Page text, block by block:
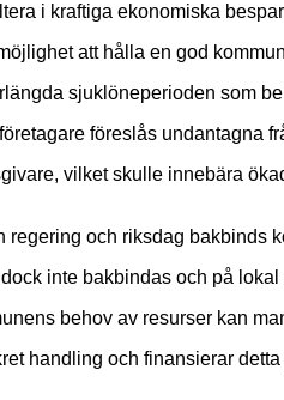
i kraftiga ekonomiska
att hålla en god
sjuklöneperioden som
föreslås undantagna
vilket skulle innebära
och riksdag bakbinds
inte bakbindas och på
behov av resurser kan
handling och finansierar